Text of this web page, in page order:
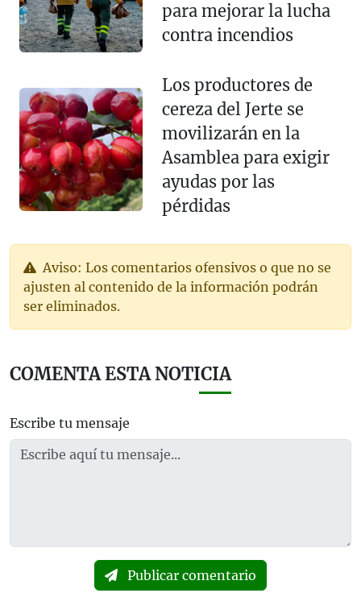
para mejorar la lucha
contra incendios
Los productores de
cereza del Jerte se
movilizarán en la
Asamblea para exigir
ayudas por las
pérdidas
Aviso: Los comentarios ofensivos o que no se
ajusten al contenido de la información podrán
ser eliminados.
COMENTA ESTA NOTICIA
Escribe tu mensaje
Publicar comentario